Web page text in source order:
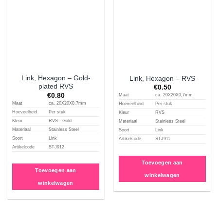
Link, Hexagon – Gold-
plated RVS
€0.80
Maat
ca. 20X20X0,7mm
Hoeveelheid
Per stuk
Kleur
RVS - Gold
Materiaal
Stainless Steel
Soort
Link
Artikelcode
STJ912
Toevoegen aan
winkelwagen
Link, Hexagon – RVS
€0.50
Maat
ca. 20X20X0,7mm
Hoeveelheid
Per stuk
Kleur
RVS
Materiaal
Stainless Steel
Soort
Link
Artikelcode
STJ911
Toevoegen aan
winkelwagen